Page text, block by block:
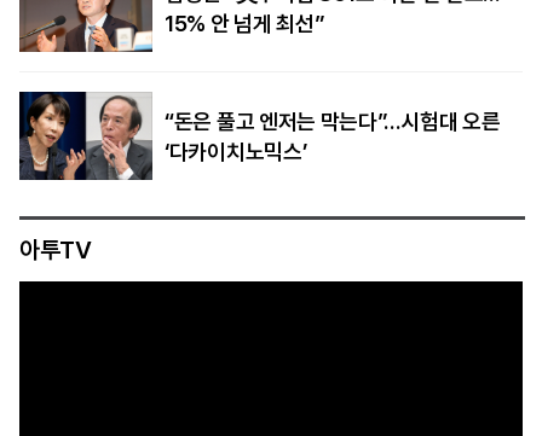
15% 안 넘게 최선”
“돈은 풀고 엔저는 막는다”…시험대 오른
‘다카이치노믹스’
아투TV